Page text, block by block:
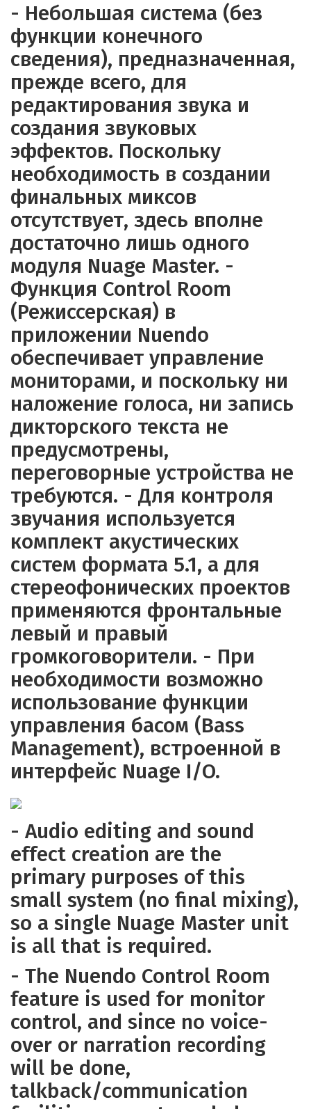
- Небольшая система (без
функции конечного
сведения), предназначенная,
прежде всего, для
редактирования звука и
создания звуковых
эффектов. Поскольку
необходимость в создании
финальных миксов
отсутствует, здесь вполне
достаточно лишь одного
модуля Nuage Master. -
Функция Control Room
(Режиссерская) в
приложении Nuendo
обеспечивает управление
мониторами, и поскольку ни
наложение голоса, ни запись
дикторского текста не
предусмотрены,
переговорные устройства не
требуются. - Для контроля
звучания используется
комплект акустических
систем формата 5.1, а для
стереофонических проектов
применяются фронтальные
левый и правый
громкоговорители. - При
необходимости возможно
использование функции
управления басом (Bass
Management), встроенной в
интерфейс Nuage I/O.
- Audio editing and sound
effect creation are the
primary purposes of this
small system (no final mixing),
so a single Nuage Master unit
is all that is required.
- The Nuendo Control Room
feature is used for monitor
control, and since no voice-
over or narration recording
will be done,
talkback/communication